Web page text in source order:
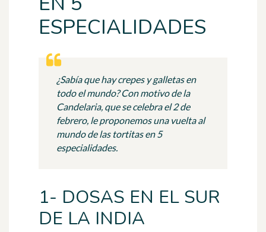
ESPECIALIDADES
¿Sabía que hay crepes y galletas en
todo el mundo? Con motivo de la
Candelaria, que se celebra el 2 de
febrero, le proponemos una vuelta al
mundo de las tortitas en 5
especialidades.
1- DOSAS EN EL SUR
DE LA INDIA